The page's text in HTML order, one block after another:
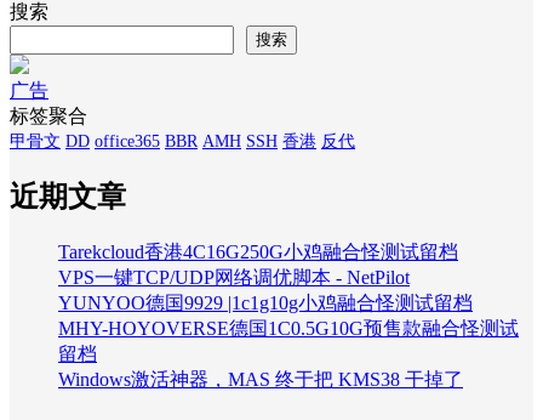
搜索
搜索
广告
标签聚合
甲骨文 DD office365 BBR AMH SSH 香港 反代
近期文章
Tarekcloud香港4C16G250G小鸡融合怪测试留档
VPS一键TCP/UDP网络调优脚本 - NetPilot
YUNYOO德国9929 |1c1g10g小鸡融合怪测试留档
MHY-HOYOVERSE德国1C0.5G10G预售款融合怪测试
留档
Windows激活神器，MAS 终于把 KMS38 干掉了